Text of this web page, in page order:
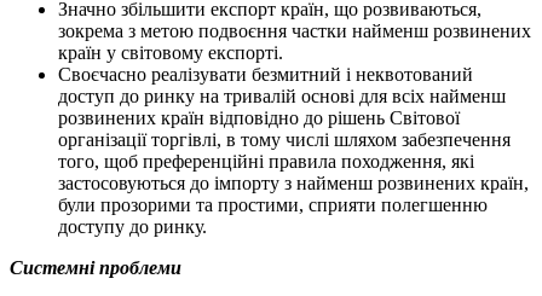
Значно збільшити експорт країн, що розвиваються,
зокрема з метою подвоєння частки найменш розвинених
країн у світовому експорті.
Своєчасно реалізувати безмитний і неквотований
доступ до ринку на тривалій основі для всіх найменш
розвинених країн відповідно до рішень Світової
організації торгівлі, в тому числі шляхом забезпечення
того, щоб преференційні правила походження, які
застосовуються до імпорту з найменш розвинених країн,
були прозорими та простими, сприяти полегшенню
доступу до ринку.
Системні проблеми